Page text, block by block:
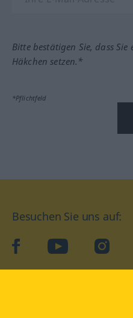
Bitte bestätigen Sie, dass
Häkchen setzen.*
*Pflichtfeld
Besuchen Sie uns auf:
facebookYouTube